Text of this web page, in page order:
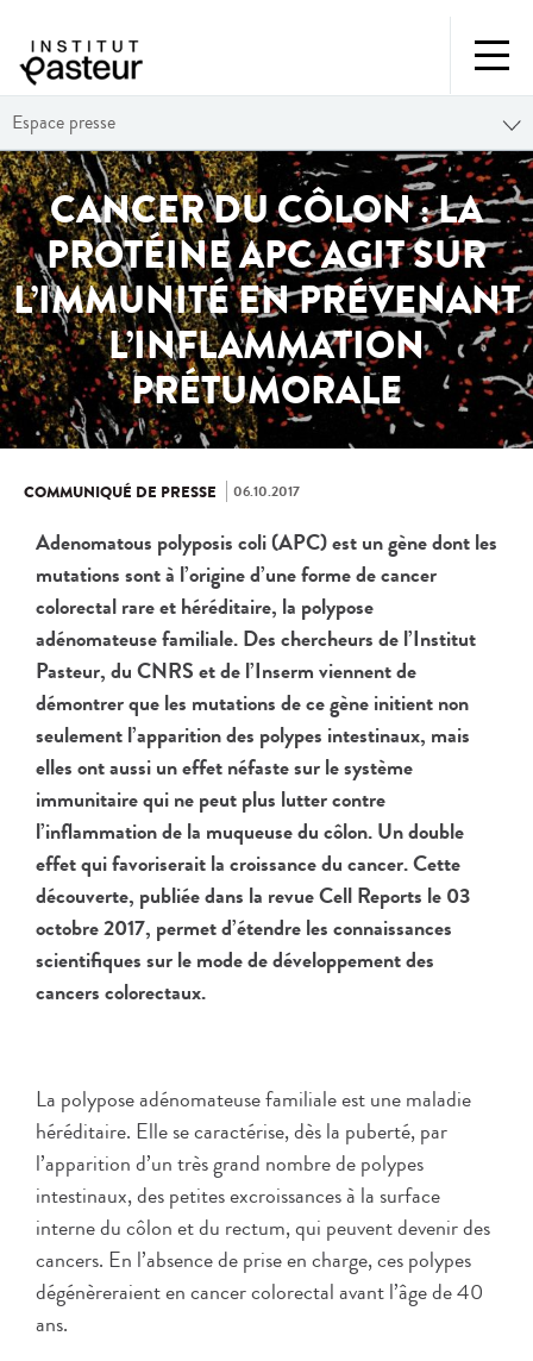
Espace presse
CANCER DU CÔLON : LA
PROTÉINE APC AGIT SUR
L’IMMUNITÉ EN PRÉVENANT
L’INFLAMMATION
PRÉTUMORALE
COMMUNIQUÉ DE PRESSE 06.10.2017
Adenomatous polyposis coli (APC) est un gène dont les
mutations sont à l’origine d’une forme de cancer
colorectal rare et héréditaire, la polypose
adénomateuse familiale. Des chercheurs de l’Institut
Pasteur, du CNRS et de l’Inserm viennent de
démontrer que les mutations de ce gène initient non
seulement l’apparition des polypes intestinaux, mais
elles ont aussi un effet néfaste sur le système
immunitaire qui ne peut plus lutter contre
l’inflammation de la muqueuse du côlon. Un double
effet qui favoriserait la croissance du cancer. Cette
découverte, publiée dans la revue Cell Reports le 03
octobre 2017, permet d’étendre les connaissances
scientifiques sur le mode de développement des
cancers colorectaux.
La polypose adénomateuse familiale est une maladie
héréditaire. Elle se caractérise, dès la puberté, par
l’apparition d’un très grand nombre de polypes
intestinaux, des petites excroissances à la surface
interne du côlon et du rectum, qui peuvent devenir des
cancers. En l’absence de prise en charge, ces polypes
dégénèreraient en cancer colorectal avant l’âge de 40
ans.